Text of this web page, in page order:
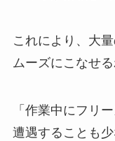
これにより、大
ムーズにこなせる
「作業中にフリ
遭遇することも少